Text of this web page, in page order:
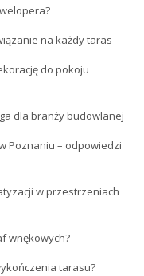
na każdy taras
do pokoju
dla branży budowlanej
Poznaniu – odpowiedzi
w przestrzeniach
wnękowych?
tarasu?